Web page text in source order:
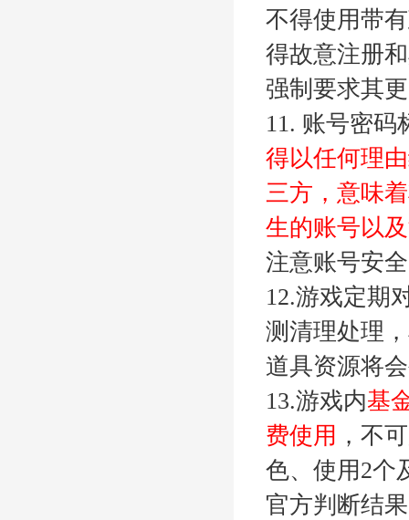
不得使用带
得故意注册
强制要求其
11. 账号密码
得以任何理
三方，意味
生的账号以
注意账号安
12.游戏定期
测清理处理
道具资源将
13.游戏内基
费使用 ，不
色、使用2个
官方判断结